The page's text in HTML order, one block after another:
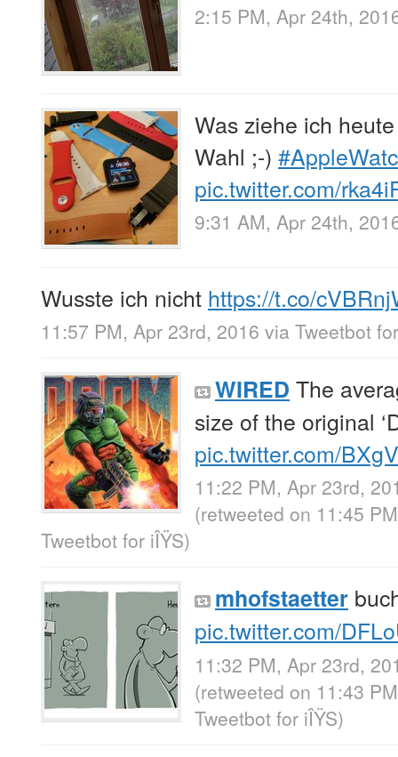
2:15 PM, Apr 24th,
Was ziehe ich
Wahl ;-)
pic.twitter.com/
9:31 AM, Apr 24th,
Wusste ich nicht https://t.co/
11:57 PM, Apr 23rd, 2016 via Tweetbot
WIRED The
size of the original
pic.twitter.com/
11:22 PM, Apr 23rd,
(retweeted on 11:45
Tweetbot for iÎŸS)
mhofstaetter
pic.twitter.com/
11:32 PM, Apr 23rd,
(retweeted on 11:43
Tweetbot for iÎŸS)